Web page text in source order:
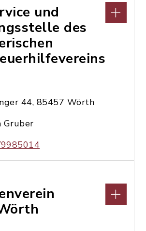
und
des
44, 85457 Wörth
Gruber